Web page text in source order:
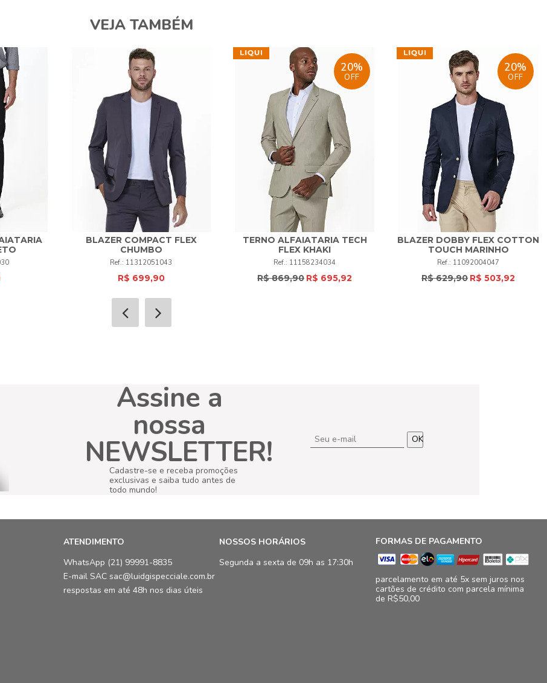
VEJA TAMBÉM
48 50 52 54 56 58
60 62 +
COMPRAR
BLAZER COMPACT FLEX
CHUMBO
11312051043
R$ 699,90
20%
OFF
54 56
+
TERNO ALFAIATARIA TECH
FLEX KHAKI
11158234034
R$ 869,90 R$ 695,92
20%
OFF
56 +
COMPRAR
BLAZER DOBBY FLEX COTTON
TOUCH MARINHO
11092004047
R$ 629,90 R$ 503,92
Assine a
nossa
NEWSLETTER!
Cadastre-se e receba promoções
exclusivas e saiba tudo antes de
todo mundo!
OK
ATENDIMENTO
WhatsApp (21) 99991-8835
E-mail SAC sac@luidgispecciale.com.br
respostas em até 48h nos dias úteis
NOSSOS HORÁRIOS
Segunda a sexta de 09h as 17:30h
FORMAS DE PAGAMENTO
parcelamento em até 5x sem juros nos
cartões de crédito com parcela mínima
de R$50,00